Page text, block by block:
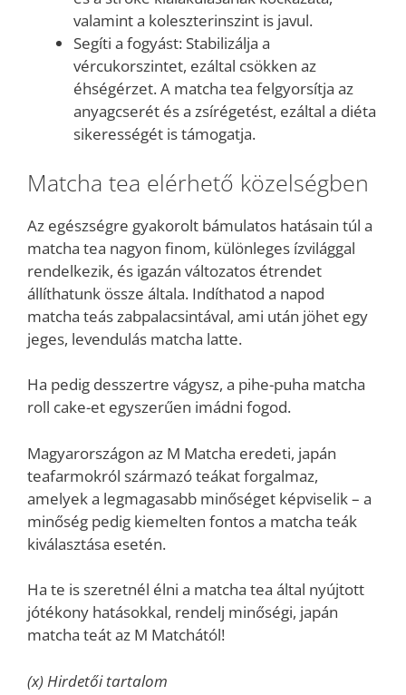
valamint a koleszterinszint is javul.
Segíti a fogyást: Stabilizálja a
vércukorszintet, ezáltal csökken az
éhségérzet. A matcha tea felgyorsítja az
anyagcserét és a zsírégetést, ezáltal a diéta
sikerességét is támogatja.
Matcha tea elérhető közelségben
Az egészségre gyakorolt bámulatos hatásain túl a
matcha tea nagyon finom, különleges ízvilággal
rendelkezik, és igazán változatos étrendet
állíthatunk össze általa. Indíthatod a napod
matcha teás zabpalacsintával, ami után jöhet egy
jeges, levendulás matcha latte.
Ha pedig desszertre vágysz, a pihe-puha matcha
roll cake-et egyszerűen imádni fogod.
Magyarországon az M Matcha eredeti, japán
teafarmokról származó teákat forgalmaz,
amelyek a legmagasabb minőséget képviselik – a
minőség pedig kiemelten fontos a matcha teák
kiválasztása esetén.
Ha te is szeretnél élni a matcha tea által nyújtott
jótékony hatásokkal, rendelj minőségi, japán
matcha teát az M Matchától!
(x) Hirdetői tartalom